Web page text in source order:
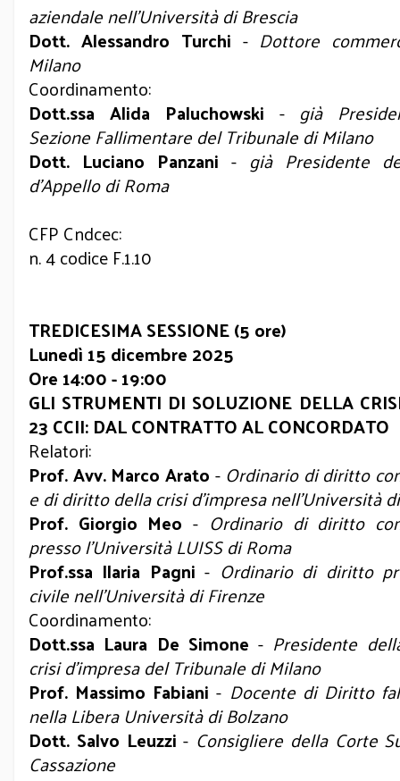
aziendale nell’Università di Brescia
Dott. Alessandro Turchi - Dottore
Milano
Coordinamento:
Dott.ssa Alida Paluchowski - già
Sezione Fallimentare del Tribunale di Milano
Dott. Luciano Panzani - già Presidente
d’Appello di Roma
CFP Cndcec:
n. 4 codice F.1.10
TREDICESIMA SESSIONE (5 ore)
Lunedì 15 dicembre 2025
Ore 14:00 - 19:00
GLI STRUMENTI DI SOLUZIONE DELLA
23 CCII: DAL CONTRATTO AL CONCORDATO
Relatori:
Prof. Avv. Marco Arato-Ordinario di diritto
e di diritto della crisi d’impresa nell’Università
Prof. Giorgio Meo - Ordinario di diritto
pressol’Università LUISS di Roma
Prof.ssa Ilaria Pagni - Ordinario di diritto
civile nell’Università di Firenze
Coordinamento:
Dott.ssa Laura De Simone - Presidente
crisi d’impresa del Tribunale di Milano
Prof. Massimo Fabiani - Docente di Diritto
nella Libera Università di Bolzano
Dott. Salvo Leuzzi - Consigliere della Corte
Cassazione